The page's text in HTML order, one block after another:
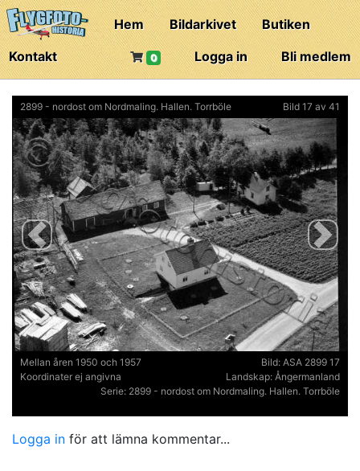
Hem Bildarkivet
Butiken
Kontakt
Bli medlem
Logga in
0
2899 - nordost om Nordmaling. Hallen. Torrböle Bild 17 av 41
Previous Next
Mellan åren 1950 och 1957 Bild: ASA 2899 17
Landskap: Ångermanland
Koordinater ej angivna
Serie: 2899 - nordost om Nordmaling. Hallen. Torrböle
Logga in för att lämna kommentar...